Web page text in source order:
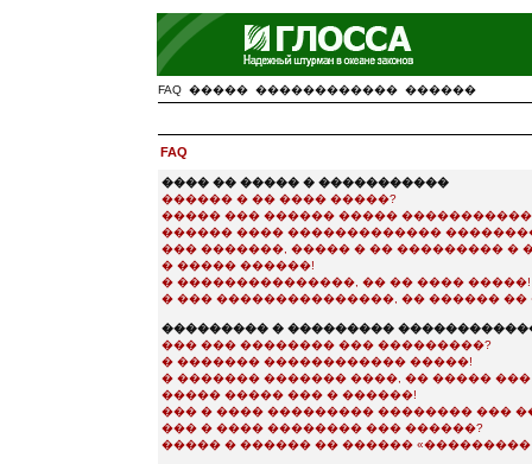
FAQ ����� ������������ ������
FAQ
���� �� ����� � �����������
������ � �� ���� �����?
����� ��� ������ �����
������ ���� �������������
��� �������, ����� � �� ��������� �
� ����� ������!
� ���������������, �� �� ���� �����!
� ��� ���������������, �� ������ ��
��������� � ���������
��� ��� �������� ��� ���������?
� ������� ������������ �����!
� ������� ������� ����, �� �����
����� ����� ��� � ������!
��� � ���� ��������� �������� ���
��� � ���� �������� ��� ������?
����� � ������ �� ������ «���������